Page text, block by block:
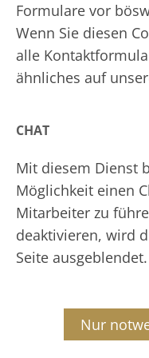
Formulare vor
Wenn Sie diesen
alle
ähnliches auf
CHAT
Mit diesem Dienst
Möglichkeit einen
Mitarbeiter zu
deaktivieren, wird
Seite ausgeblendet.
Nur